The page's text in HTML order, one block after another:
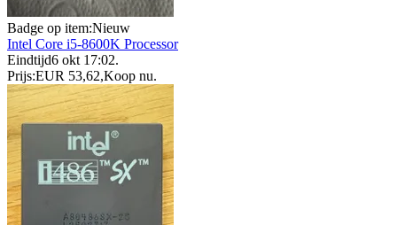
Badge op item:Nieuw
Intel Core i5-8600K Processor
Eindtijd6 okt 17:02.
Prijs:EUR 53,62,Koop nu.